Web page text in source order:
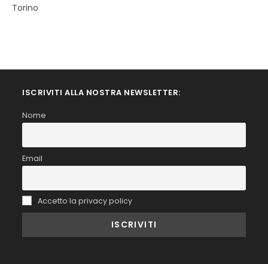
Torino
ISCRIVITI ALLA NOSTRA NEWSLETTER:
Nome
Email
Accetto la privacy policy